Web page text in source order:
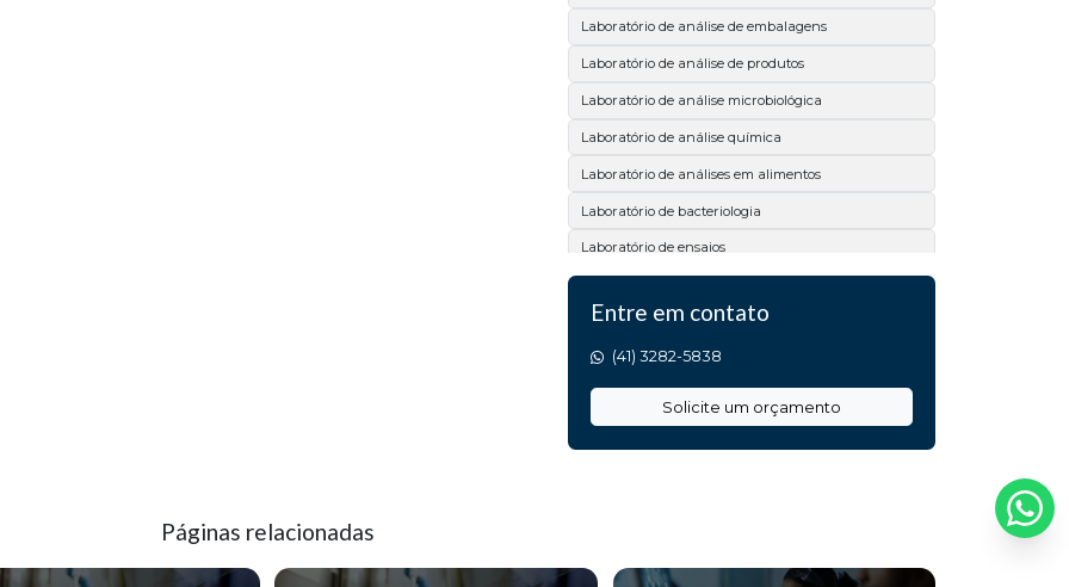
Laboratório de análise de embalagens
Laboratório de análise de produtos
Laboratório de análise microbiológica
Laboratório de análise química
Laboratório de análises em alimentos
Laboratório de bacteriologia
Laboratório de ensaios
Laboratório físico químico
Laboratório físico químico e microbiológico
Laboratório para ensaios de qualidade
Serviço de análises laboratoriais
Análise de acidez titulável
Entre em contato
(41) 3282-5838
Solicite um orçamento
Páginas relacionadas